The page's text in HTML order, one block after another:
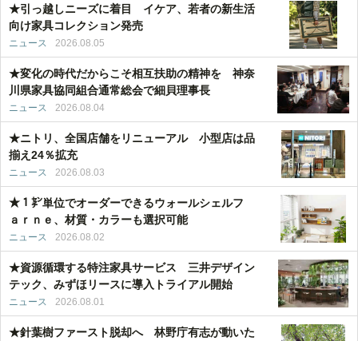
★引っ越しニーズに着目 イケア、若者の新生活
向け家具コレクション発売
ニュース 2026.08.05
★変化の時代だからこそ相互扶助の精神を 神奈
川県家具協同組合通常総会で細貝理事長
ニュース 2026.08.04
★ニトリ、全国店舗をリニューアル 小型店は品
揃え24％拡充
ニュース 2026.08.03
★１㌢単位でオーダーできるウォールシェルフ
ａｒｎｅ、材質・カラーも選択可能
ニュース 2026.08.02
★資源循環する特注家具サービス 三井デザイン
テック、みずほリースに導入トライアル開始
ニュース 2026.08.01
★針葉樹ファースト脱却へ 林野庁有志が動いた